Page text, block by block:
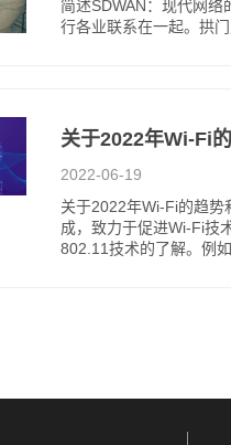
简述SDWAN：现代网
行各业联系在一起。拱
关于2022年Wi-Fi
2022-06-19
关于2022年Wi-Fi的趋势
成，致力于促进Wi-Fi技
802.11技术的了解。例